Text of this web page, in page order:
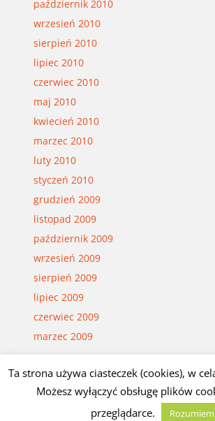
październik 2010
wrzesień 2010
sierpień 2010
lipiec 2010
czerwiec 2010
maj 2010
kwiecień 2010
marzec 2010
luty 2010
styczeń 2010
grudzień 2009
listopad 2009
październik 2009
wrzesień 2009
sierpień 2009
lipiec 2009
czerwiec 2009
marzec 2009
© Czesław Białczyński
Ta strona używa ciasteczek (cookies), w
Możesz wyłączyć obsługę plików
przeglądarce.
Rozumiem